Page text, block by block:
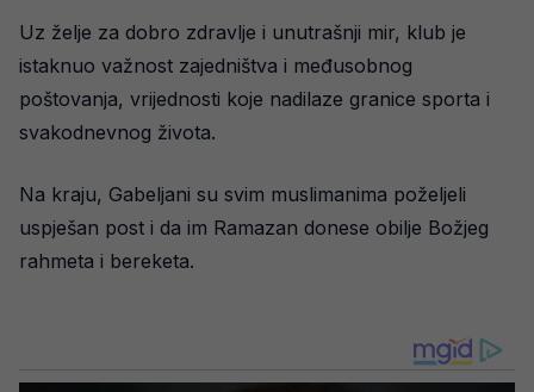
Uz želje za dobro zdravlje i unutrašnji mir, klub je
istaknuo važnost zajedništva i međusobnog
poštovanja, vrijednosti koje nadilaze granice sporta i
svakodnevnog života.
Na kraju, Gabeljani su svim muslimanima poželjeli
uspješan post i da im Ramazan donese obilje Božjeg
rahmeta i bereketa.